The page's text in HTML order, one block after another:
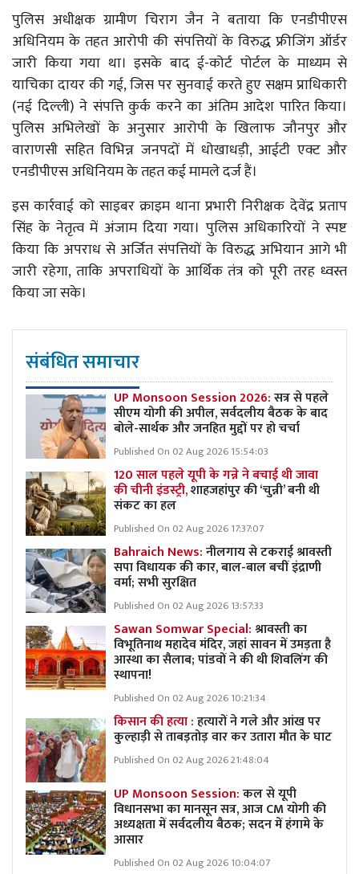
पुलिस अधीक्षक ग्रामीण चिराग जैन ने बताया कि एनडीपीएस
अधिनियम के तहत आरोपी की संपत्तियों के विरुद्ध फ्रीजिंग ऑर्डर
जारी किया गया था। इसके बाद ई-कोर्ट पोर्टल के माध्यम से
याचिका दायर की गई, जिस पर सुनवाई करते हुए सक्षम प्राधिकारी
(नई दिल्ली) ने संपत्ति कुर्क करने का अंतिम आदेश पारित किया।
पुलिस अभिलेखों के अनुसार आरोपी के खिलाफ जौनपुर और
वाराणसी सहित विभिन्न जनपदों में धोखाधड़ी, आईटी एक्ट और
एनडीपीएस अधिनियम के तहत कई मामले दर्ज हैं।
इस कार्रवाई को साइबर क्राइम थाना प्रभारी निरीक्षक देवेंद्र प्रताप
सिंह के नेतृत्व में अंजाम दिया गया। पुलिस अधिकारियों ने स्पष्ट
किया कि अपराध से अर्जित संपत्तियों के विरुद्ध अभियान आगे भी
जारी रहेगा, ताकि अपराधियों के आर्थिक तंत्र को पूरी तरह ध्वस्त
किया जा सके।
संबंधित समाचार
UP Monsoon Session 2026:सत्र से पहले
सीएम योगी की अपील, सर्वदलीय बैठक के बाद
बोले-सार्थक और जनहित मुद्दों पर हो चर्चा
Published On 02 Aug 2026 15:54:03
120 साल पहले यूपी के गन्ने ने बचाई थी जावा
की चीनी इंडस्ट्री,शाहजहांपुर की ‘चुन्नी’ बनी थी
संकट का हल
Published On 02 Aug 2026 17:37:07
Bahraich News:नीलगाय से टकराई श्रावस्ती
सपा विधायक की कार, बाल-बाल बचीं इंद्राणी
वर्मा; सभी सुरक्षित
Published On 02 Aug 2026 13:57:33
Sawan Somwar Special:श्रावस्ती का
विभूतिनाथ महादेव मंदिर, जहां सावन में उमड़ता है
आस्था का सैलाब; पांडवों ने की थी शिवलिंग की
स्थापना!
Published On 02 Aug 2026 10:21:34
किसान की हत्या :हत्यारों ने गले और आंख पर
कुल्हाड़ी से ताबड़तोड़ वार कर उतारा मौत के घाट
Published On 02 Aug 2026 21:48:04
UP Monsoon Session:कल से यूपी
विधानसभा का मानसून सत्र, आज CM योगी की
अध्यक्षता में सर्वदलीय बैठक; सदन में हंगामे के
आसार
Published On 02 Aug 2026 10:04:07